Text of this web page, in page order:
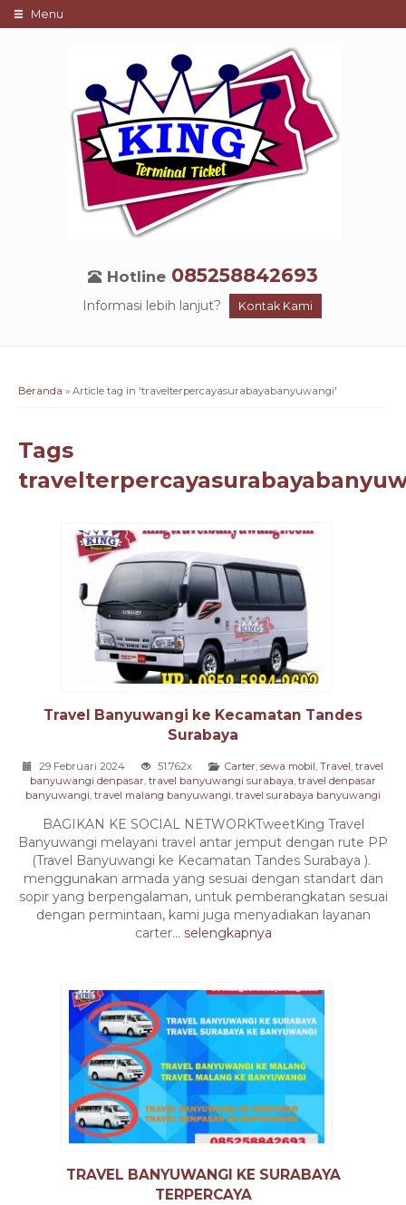
Menu
Hotline 085258842693
Informasi lebih lanjut? Kontak Kami
Beranda » Article tag in 'travelterpercayasurabayabanyuwangi'
Tags
Travel Banyuwangi ke Kecamatan Tandes
Surabaya
29 Februari 2024 51.762x Carter, sewa mobil, Travel, travel
banyuwangi denpasar, travel banyuwangi surabaya, travel denpasar
banyuwangi, travel malang banyuwangi, travel surabaya banyuwangi
BAGIKAN KE SOCIAL NETWORKTweetKing Travel
Banyuwangi melayani travel antar jemput dengan rute PP
(Travel Banyuwangi ke Kecamatan Tandes Surabaya ).
menggunakan armada yang sesuai dengan standart dan
sopir yang berpengalaman, untuk pemberangkatan sesuai
dengan permintaan, kami juga menyadiakan layanan
carter... selengkapnya
TRAVEL BANYUWANGI KE SURABAYA
TERPERCAYA